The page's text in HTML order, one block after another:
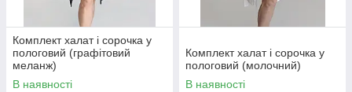
Комплект халат і сорочка у
пологовий (графітовий
меланж)
В наявності
Комплект халат і сорочка у
пологовий (молочний)
В наявності